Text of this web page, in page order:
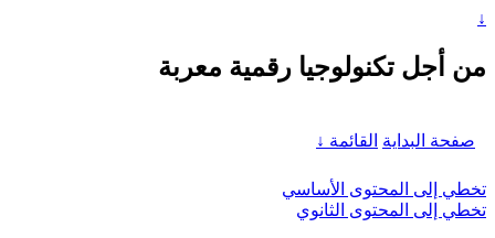
↓
من أجل تكنولوجيا رقمية معربة
صفحة البداية القائمة ↓
تخطي إلى المحتوى الأساسي
تخطي إلى المحتوى الثانوي